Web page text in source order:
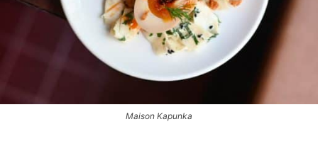
Maison Kapunka